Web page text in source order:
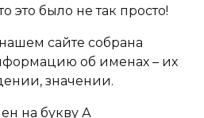
это было не так просто!
сайте собрана
об именах – их
значении.
на букву А